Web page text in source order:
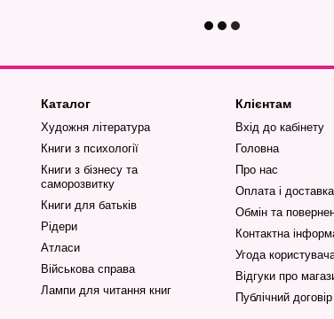
Каталог
Художня література
Книги з психології
Книги з бізнесу та
саморозвитку
Книги для батьків
Рідери
Атласи
Військова справа
Лампи для читання книг
Клієнтам
Вхід до кабінету
Головна
Про нас
Оплата і доставка
Обмін та
Контактна
Угода
Відгуки про
Публічний договір